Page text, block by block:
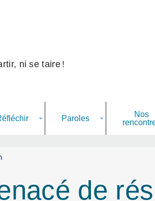
ni se taire !
Paroles
Nos
de